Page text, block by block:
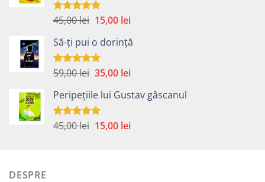
Evaluat la
45,00lei Prețul
a
fost:
45,00 lei.
15,00 leiPrețul
este:
Să-ți pui o dorință
Evaluat la
59,00lei Prețul
a
fost:
59,00 lei.
35,00 leiPrețul
este:
Peripețiile lui Gustav gâscanul
Evaluat la
45,00lei Prețul
15,00 leiPrețul
DESPRE